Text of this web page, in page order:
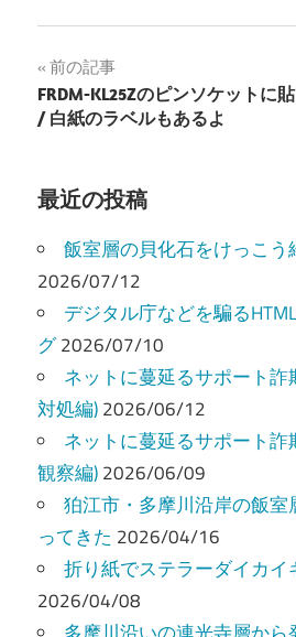
投
稿
ビ
ゲ
ー
シ
ョ
ン
前の記事
FRDM-KL25Zのピンソケットに
/ 白紙のラベルもあるよ
最近の投稿
飯室層の貝化石をけっこう
2026/07/12
デジタル庁などを騙る
グ2026/07/10
ネットに蔓延るサポート詐
対処編)2026/06/12
ネットに蔓延るサポート詐
観察編)2026/06/09
狛江市・多摩川沿岸の飯室
ってきた 2026/04/16
折り紙でステラーダイカイ
2026/04/08